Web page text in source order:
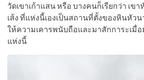
วัดเขาเก้าแสน หรือ บางคนก็เรียกว่า เขา
เส้ง ที่แห่งนี้เองเป็นสถานที่ตั้งของหินหัว
ให้ความเคารพนับถือและมาสักการะเมื่อ
แห่งนี้